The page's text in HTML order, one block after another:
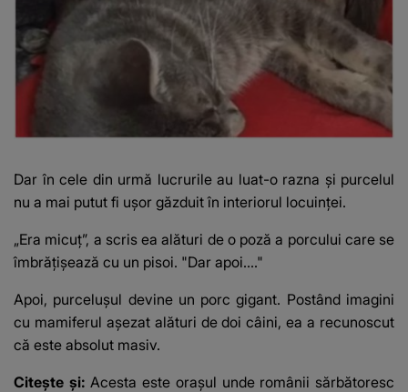
Dar în cele din urmă lucrurile au luat-o razna și purcelul
nu a mai putut fi ușor găzduit în interiorul locuinței.
„Era micuț”, a scris ea alături de o poză a porcului care se
îmbrățișează cu un pisoi. "Dar apoi...."
Apoi, purcelușul devine un porc gigant. Postând imagini
cu mamiferul așezat alături de doi câini, ea a recunoscut
că este absolut masiv.
Citește și:Acesta este orașul unde românii sărbătoresc